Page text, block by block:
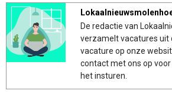
De redactie van
verzamelt vacatures uit
vacature op onze
contact met ons op
het insturen.